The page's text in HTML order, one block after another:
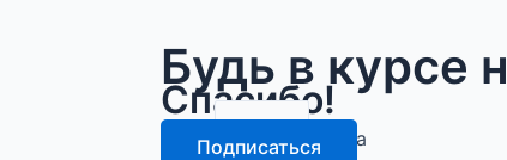
Спасибо!
Подписка оформлена
Будь в курсе
email
Подписаться